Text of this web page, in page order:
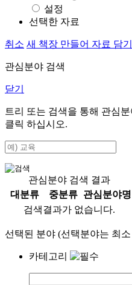
설정
선택한 자료
취소 새 책장 만들어 자료 담기
관심분야 검색
닫기
트리 또는 검색을 통해 관심
클릭 하십시오.
관심분야 검색 결과
대분류
중분류
관심분야명
검색결과가 없습니다.
선택된 분야 (선택분야는 최
카테고리